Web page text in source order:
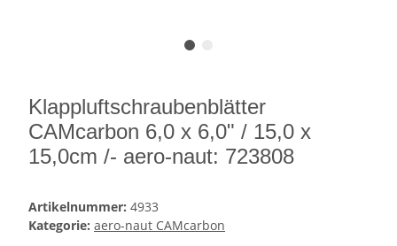
Klappluftschraubenblätter
CAMcarbon 6,0 x 6,0" / 15,0 x
15,0cm /- aero-naut: 723808
Artikelnummer: 4933
Kategorie: aero-naut CAMcarbon